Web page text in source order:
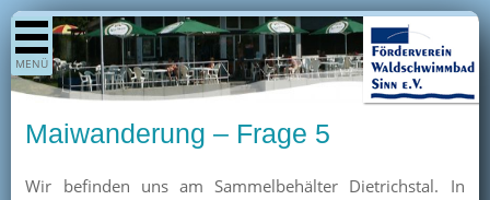
MENÜ
Shop
Aktuelles
Termine
Berichte
Maiwanderung – Frage 5
Wir befinden uns am Sammelbehälter Dietrichstal. In